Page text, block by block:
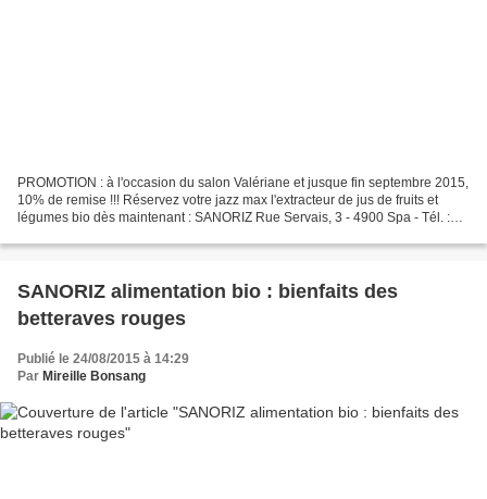
PROMOTION : à l'occasion du salon Valériane et jusque fin septembre 2015,
10% de remise !!! Réservez votre jazz max l'extracteur de jus de fruits et
légumes bio dès maintenant : SANORIZ Rue Servais, 3 - 4900 Spa - Tél. :
SANORIZ alimentation bio : bienfaits des
betteraves rouges
Publié le 24/08/2015 à 14:29
Par Mireille Bonsang